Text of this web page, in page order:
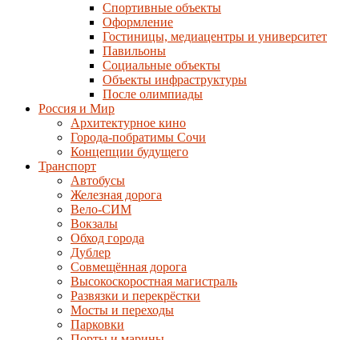
Спортивные объекты
Оформление
Гостиницы, медиацентры и университет
Павильоны
Социальные объекты
Объекты инфраструктуры
После олимпиады
Россия и Мир
Архитектурное кино
Города-побратимы Сочи
Концепции будущего
Транспорт
Автобусы
Железная дорога
Вело-СИМ
Вокзалы
Обход города
Дублер
Совмещённая дорога
Высокоскоростная магистраль
Развязки и перекрёстки
Мосты и переходы
Парковки